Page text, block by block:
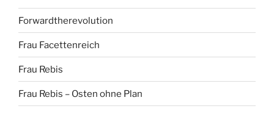
Forwardtherevolution
Frau Facettenreich
Frau Rebis
Frau Rebis – Osten ohne Plan